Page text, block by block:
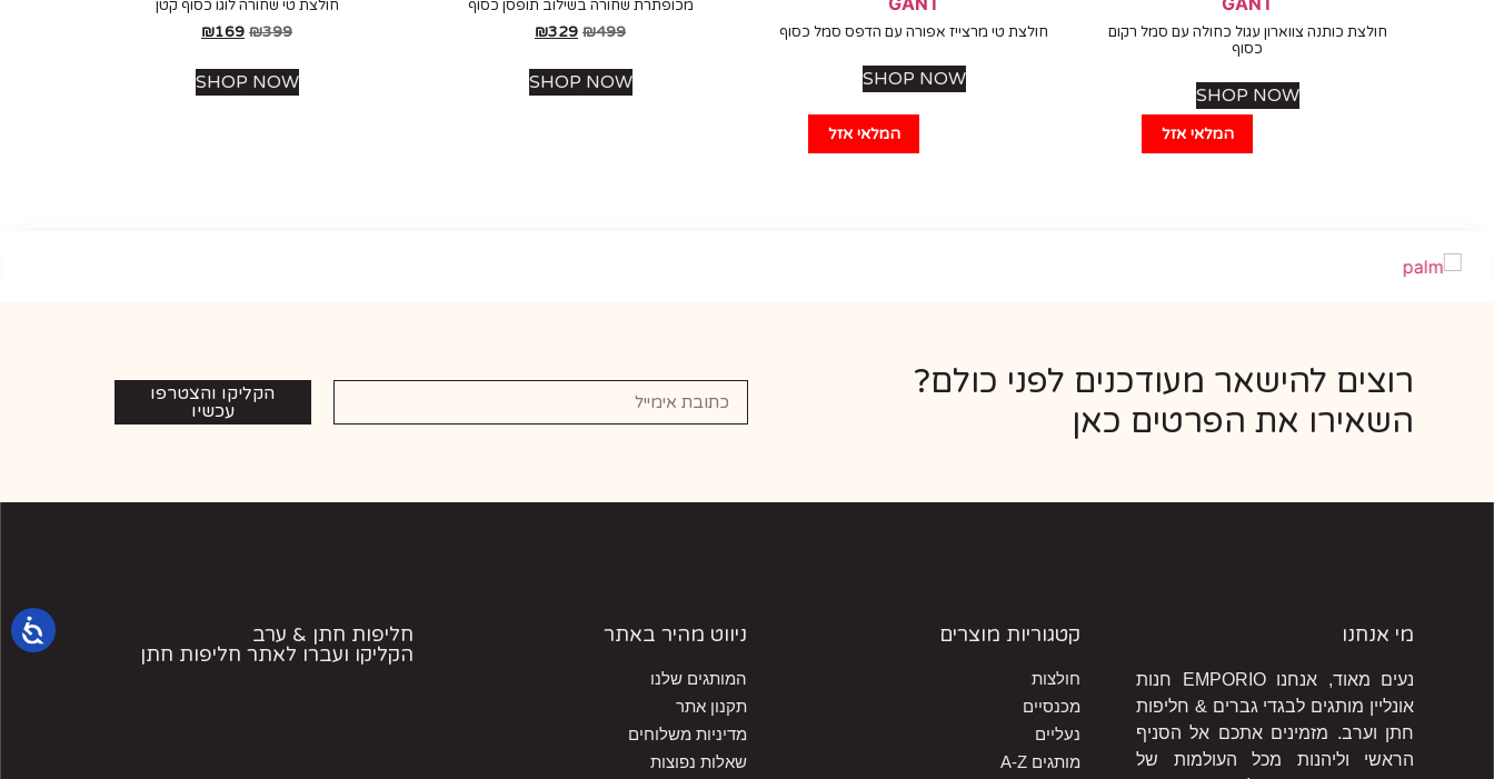
המלאי אזל
חולצת כותנה צווארון עגול כחולה עם סמל רקום
כסוף
SHOP NOW
המלאי אזל
חולצת טי מרצייז אפורה עם הדפס סמל כסוף
SHOP NOW
מכופתרת שחורה בשילוב תופסן כסוף
₪499
₪329
SHOP NOW
חולצת טי שחורה לוגו כסוף קטן
₪399
₪169
SHOP NOW
רוצים להישאר מעודכנים לפני כולם?
השאירו את הפרטים כאן
הקליקו והצטרפו
עכשיו
מי אנחנו
נעים מאוד, אנחנו EMPORIO חנות
אונליין מותגים לבגדי גברים & חליפות
חתן וערב. מזמינים אתכם אל הסניף
הראשי וליהנות מכל העולמות של
קטגוריות מוצרים
חולצות
מכנסיים
נעליים
מותגים A-Z
ניווט מהיר באתר
המותגים שלנו
תקנון אתר
מדיניות משלוחים
שאלות נפוצות
חליפות חתן & ערב
הקליקו ועברו לאתר חליפות חתן